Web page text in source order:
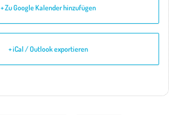
+ Zu Google Kalender hinzufügen
+ iCal / Outlook exportieren